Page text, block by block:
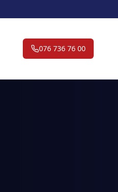
076 736 76 00